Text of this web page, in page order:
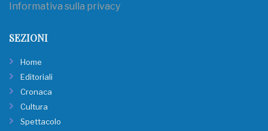
Informativa sulla privacy
SEZIONI
Home
Editoriali
Cronaca
Cultura
Spettacolo